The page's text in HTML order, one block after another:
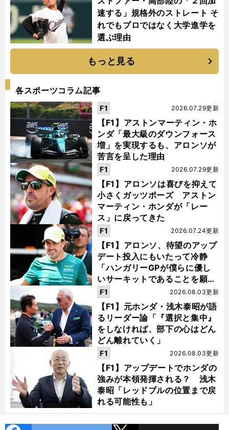
速する」規格外のストレート そ
れでもプロではなく大学進学を
選ぶ理由
もっと見る
各スポーツコラム記事
【F1】アストンマーティン・ホ
ンダ「最大級のダウンフォース
増」を実現するも、アロンソが
苦言を呈した理由
2026.07.29更新
F1
【F1】アロンソは喜びを抑えて
小さくガッツポーズ アストン
マーティン・ホンダが「レー
ス」に戻ってきた
2026.07.29更新
F1
【F1】アロンソ、待望のアップ
デート投入にもいたって冷静
「ハンガリーGPが僕らに優し
いサーキットであることを願
う」
2026.07.24更新
F1
【F1】元ホンダ・浅木泰昭が語
るリーダー論「『選択と集中』
をしなければ、部下の心はどん
どん離れていく」
2026.08.03更新
F1
【F1】アップデートでホンダの
強みが本領発揮される？ 浅木
泰昭「レッドブルの位置まで戻
れる可能性も」
2026.08.03更新
F1